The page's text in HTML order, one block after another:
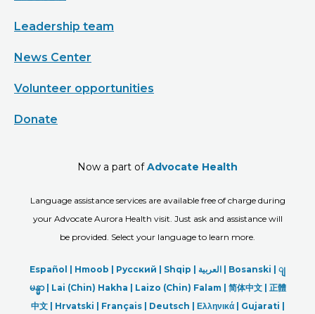
Leadership team
News Center
Volunteer opportunities
Donate
Now a part ofAdvocate Health
Language assistance services are available free of charge during
your Advocate Aurora Health visit. Just ask and assistance will
be provided. Select your language to learn more.
Español | Hmoob | Русский | Shqip | العربیة | Bosanski | ျ
မန္မာ| Lai (Chin) Hakha | Laizo (Chin) Falam | 简体中文 | 正體
中文 | Hrvatski | Français | Deutsch | Ελληνικά | Gujarati |